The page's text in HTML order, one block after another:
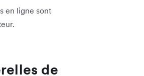
en ligne sont
de